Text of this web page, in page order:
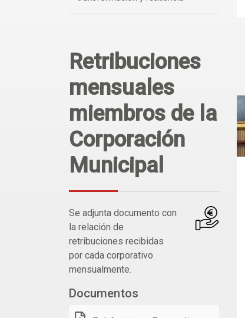
Retribuciones
mensuales
miembros de la
Corporación
Municipal
Se adjunta documento con
la relación de
retribuciones recibidas
por cada corporativo
mensualmente.
Documentos